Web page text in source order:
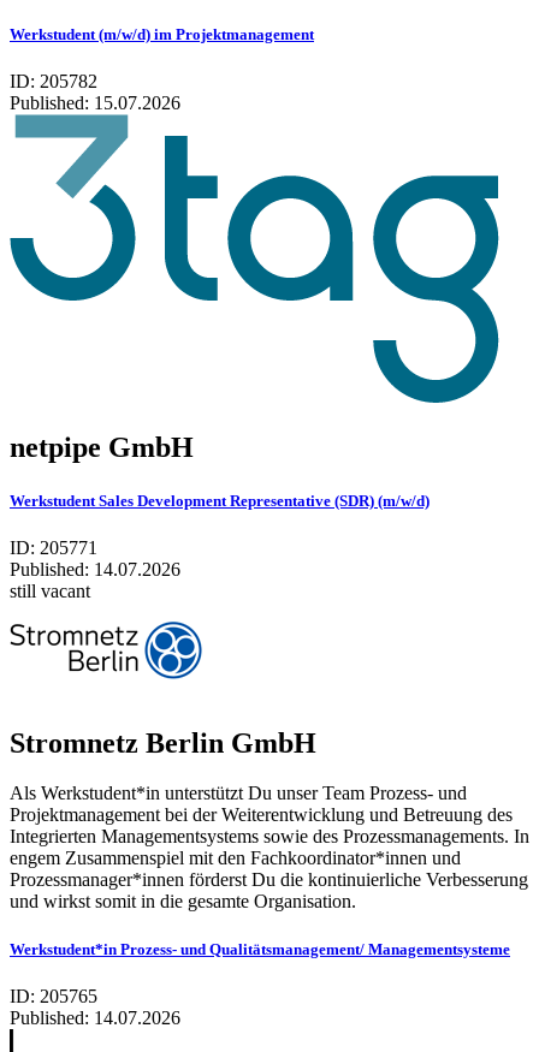
Werkstudent (m/w/d) im Projektmanagement
ID: 205782
Published: 15.07.2026
netpipe GmbH
Werkstudent Sales Development Representative (SDR) (m/w/d)
ID: 205771
Published: 14.07.2026
still vacant
Stromnetz Berlin GmbH
Als Werkstudent*in unterstützt Du unser Team Prozess- und
Projektmanagement bei der Weiterentwicklung und Betreuung des
Integrierten Managementsystems sowie des Prozessmanagements. In
engem Zusammenspiel mit den Fachkoordinator*innen und
Prozessmanager*innen förderst Du die kontinuierliche Verbesserung
und wirkst somit in die gesamte Organisation.
Werkstudent*in Prozess- und Qualitätsmanagement/ Managementsysteme
ID: 205765
Published: 14.07.2026